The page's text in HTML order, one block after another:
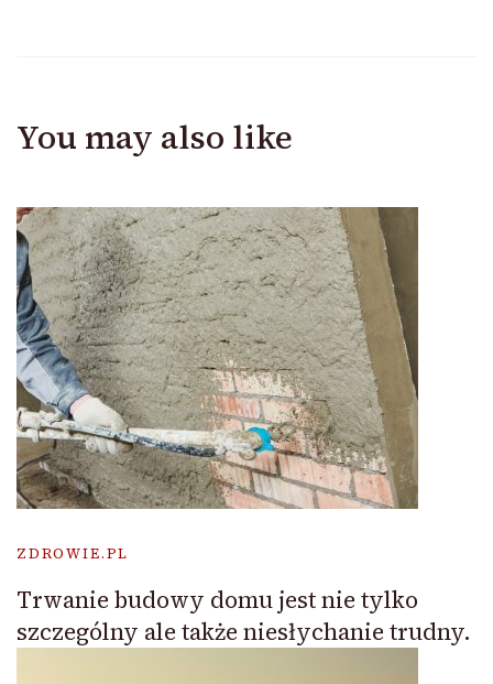
You may also like
ZDROWIE.PL
Trwanie budowy domu jest nie tylko
szczególny ale także niesłychanie trudny.